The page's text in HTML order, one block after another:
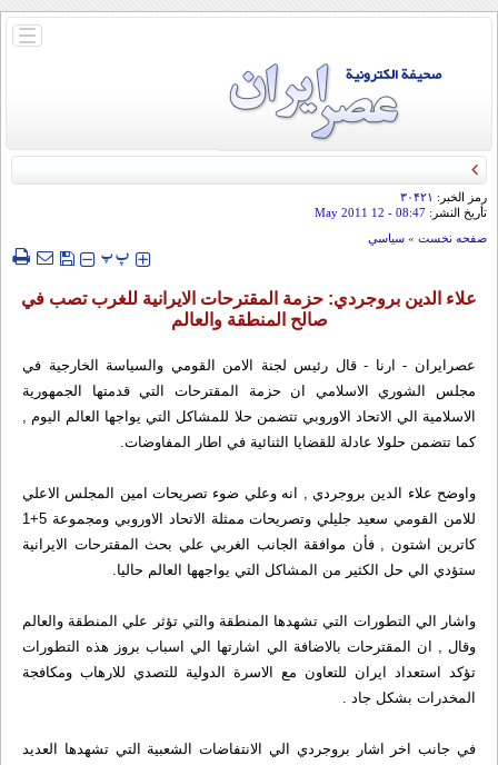
باز
رمز الخبر: ۳۰۴۲۱
تأريخ النشر: 08:47
- 12 May 2011
صفحه نخست » سياسي
‍‍‍ پپ
علاء الدين بروجردي: حزمة المقترحات الايرانية للغرب تصب في
صالح المنطقة والعالم
عصرایران - ارنا - قال رئيس لجنة الامن القومي والسياسة الخارجية في
مجلس الشوري الاسلامي ان حزمة المقترحات التي قدمتها الجمهورية
الاسلامية الي الاتحاد الاوروبي تتضمن حلا للمشاكل التي يواجها العالم اليوم ,
كما تتضمن حلولا عادلة للقضايا الثنائية في اطار المفاوضات.
واوضح علاء الدين بروجردي , انه وعلي ضوء تصريحات امين المجلس الاعلي
للامن القومي سعيد جليلي وتصريحات ممثلة الاتحاد الاوروبي ومجموعة 5+1
كاترين اشتون , فأن موافقة الجانب الغربي علي بحث المقترحات الايرانية
ستؤدي الي حل الكثير من المشاكل التي يواجهها العالم حاليا.
واشار الي التطورات التي تشهدها المنطقة والتي تؤثر علي المنطقة والعالم
وقال , ان المقترحات بالاضافة الي اشارتها الي اسباب بروز هذه التطورات
تؤكد استعداد ايران للتعاون مع الاسرة الدولية للتصدي للارهاب ومكافجة
المخدرات بشكل جاد .
في جانب اخر اشار بروجردي الي الانتفاضات الشعبية التي تشهدها العديد